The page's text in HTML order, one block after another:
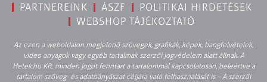
PARTNEREINK
ÁSZF
POLITIKAI HIRDETÉSEK
WEBSHOP TÁJÉKOZTATÓ
Az ezen a weboldalon megjelenő szövegek, grafikák, képek, hangfelvételek,
video anyagok vagy egyéb tartalmak szerzői jogvédelem alatt állnak. A
Hetek.hu Kft. minden jogot fenntart a tartalommal kapcsolatosan, beleértve a
tartalom szöveg- és adatbányászat céljára való felhasználását is – A szerzői